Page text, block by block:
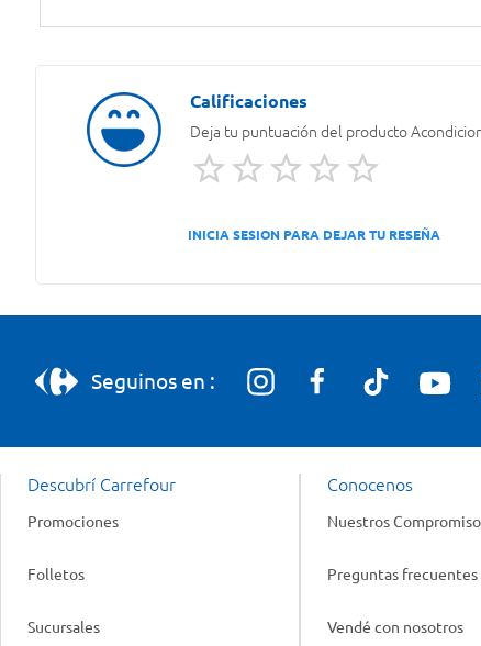
Deja tu puntuación del producto
INICIA SESION PARA DEJAR TU RESEÑA
Seguinos en :
Descubrí Carrefour
Promociones
Folletos
Sucursales
Conocenos
Nuestros
Preguntas frecuentes
Vendé con nosotros